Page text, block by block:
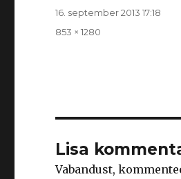
Postitatud
16. september 2013 17:18
Täissuurus
853 × 1280
Lisa
Vabandust,